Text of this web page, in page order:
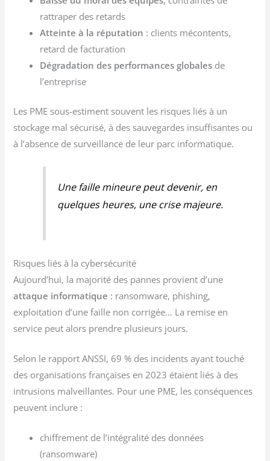
rattraper des retards
Atteinte à la réputation : clients mécontents,
retard de facturation
Dégradation des performances globales de
l’entreprise
Les PME sous-estiment souvent les risques liés à un
stockage mal sécurisé, à des sauvegardes insuffisantes ou
à l’absence de surveillance de leur parc informatique.
Une faille mineure peut devenir, en
quelques heures, une crise majeure.
Risques liés à la cybersécurité
Aujourd’hui, la majorité des pannes provient d’une
attaque informatique : ransomware, phishing,
exploitation d’une faille non corrigée… La remise en
service peut alors prendre plusieurs jours.
Selon le rapport ANSSI, 69 % des incidents ayant touché
des organisations françaises en 2023 étaient liés à des
intrusions malveillantes. Pour une PME, les conséquences
peuvent inclure :
chiffrement de l’intégralité des données
(ransomware)